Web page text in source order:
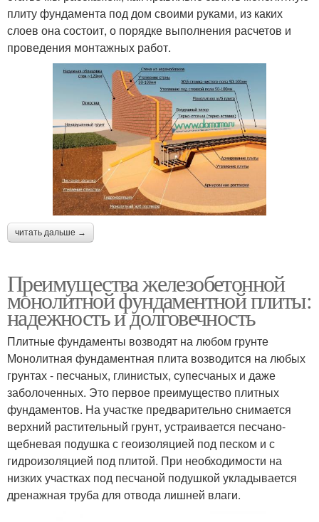
плиту фундамента под дом своими руками, из каких
слоев она состоит, о порядке выполнения расчетов и
проведения монтажных работ.
читать дальше →
Преимущества железобетонной
монолитной фундаментной плиты:
надежность и долговечность
Плитные фундаменты возводят на любом грунте
Монолитная фундаментная плита возводится на любых
грунтах - песчаных, глинистых, супесчаных и даже
заболоченных. Это первое преимущество плитных
фундаментов. На участке предварительно снимается
верхний растительный грунт, устраивается песчано-
щебневая подушка с геоизоляцией под песком и с
гидроизоляцией под плитой. При необходимости на
низких участках под песчаной подушкой укладывается
дренажная труба для отвода лишней влаги.